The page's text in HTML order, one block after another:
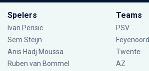
Spelers
Ivan Perisic
Sem Steijn
Anis Hadj Moussa
Ruben van Bommel
Teams
PSV
Feyenoord
Twente
AZ